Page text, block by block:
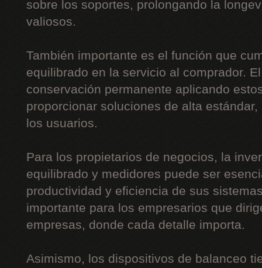
sobre los soportes, prolongando la
valiosos.
También importante es el función que
equilibrado en la servicio al comprador.
conservación permanente aplicando
proporcionar soluciones de alta
los usuarios.
Para los propietarios de negocios, la
equilibrado y medidores puede ser
productividad y eficiencia de sus
importante para los empresarios que
empresas, donde cada detalle importa.
Asimismo, los dispositivos de balanceo